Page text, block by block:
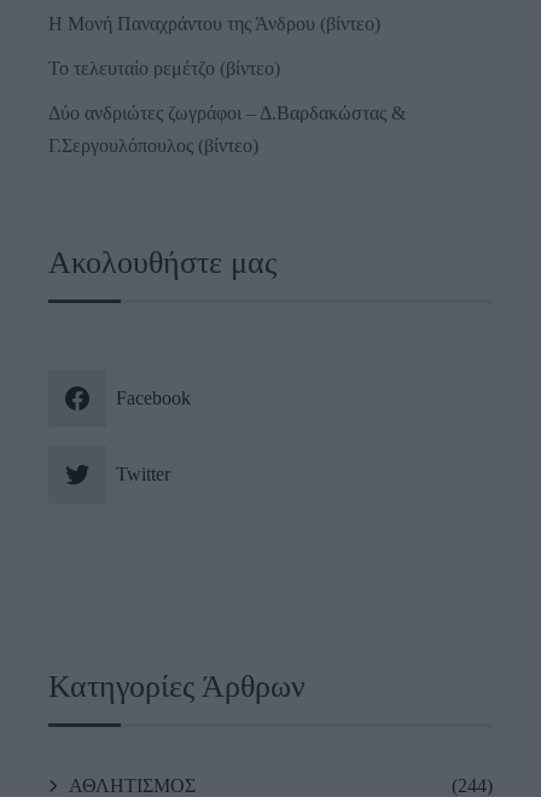
Η Μονή Παναχράντου της Άνδρου (βίντεο)
Το τελευταίο ρεμέτζο (βίντεο)
Δύο ανδριώτες ζωγράφοι – Δ.Βαρδακώστας &
Γ.Σεργουλόπουλος (βίντεο)
Ακολουθήστε μας
Facebook
Twitter
Κατηγορίες Άρθρων
ΑΘΛΗΤΙΣΜΟΣ (244)